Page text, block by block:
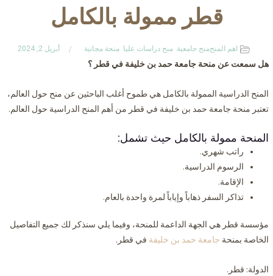
قطر ممولة بالكامل
اهم المنحمنح جامعية منح دراسات عليا منحة مجانية أبريل 2, 2024
هل سمعت عن منحة جامعة حمد بن خليفة في قطر ؟
المنح الدراسية الممولة بالكامل هي طموح أغلب الباحثين عن منح حول العالم،
تعتبر منحة جامعة حمد بن خليفة في قطر من أهم المنح الدراسية حول العالم.
المنحة ممولة بالكامل حيث تشمل:
راتب شهري.
الرسوم الدراسية.
الإقامة.
تذاكر السفر ذهاباً وإياباً لمرة واحدة بالعام.
مؤسسة قطر هي الجهة الداعمة للمنحة، وفيما يلي سنذكر لك جميع التفاصيل
الخاصة بمنحة جامعة حمد بن خليفة في قطر.
الدولة: قطر.